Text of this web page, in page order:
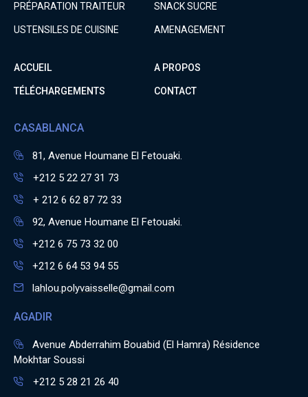
PRÉPARATION TRAITEUR SNACK SUCRE
USTENSILES DE CUISINE AMENAGEMENT
ACCUEIL A PROPOS
TÉLÉCHARGEMENTS CONTACT
CASABLANCA
81, Avenue Houmane El Fetouaki.
+212 5 22 27 31 73
+ 212 6 62 87 72 33
92, Avenue Houmane El Fetouaki.
+212 6 75 73 32 00
+212 6 64 53 94 55
lahlou.polyvaisselle@gmail.com
AGADIR
Avenue Abderrahim Bouabid (El Hamra) Résidence
Mokhtar Soussi
+212 5 28 21 26 40